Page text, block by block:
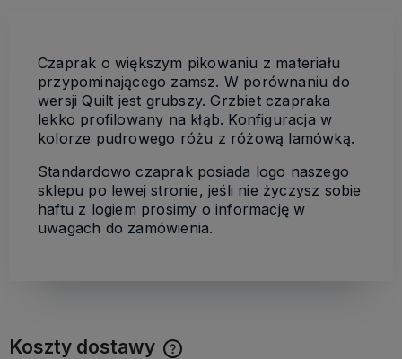
Czaprak o większym pikowaniu z materiału
przypominającego zamsz. W porównaniu do
wersji Quilt jest grubszy. Grzbiet czapraka
lekko profilowany na kłąb. Konfiguracja w
kolorze pudrowego różu z różową lamówką.
Standardowo czaprak posiada logo naszego
sklepu po lewej stronie, jeśli nie życzysz sobie
haftu z logiem prosimy o informację w
uwagach do zamówienia.
Koszty dostawy